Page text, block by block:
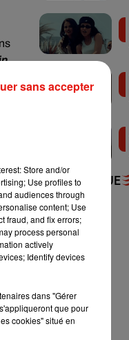
+ DE MUSIQUE
Store and/or
Use profiles to
audiences through
content; Use
fraud, and fix errors;
process personal
actively
Identify devices
dans "Gérer
que pour
cookies" situé en
sans accepter